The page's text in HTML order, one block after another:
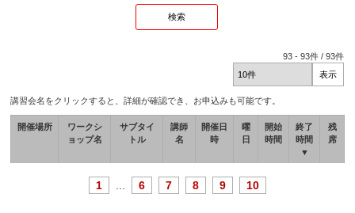
93 -93件 /93件
講習会名をクリックすると、詳細が確認でき、お申込みも可能です。
開催場所
ワークシ
ョップ名
サブタイ
トル
講師
名
開催日
時
曜
日
開始
時間
終了
時間
▼
残
席
1 6 7 8 9 10